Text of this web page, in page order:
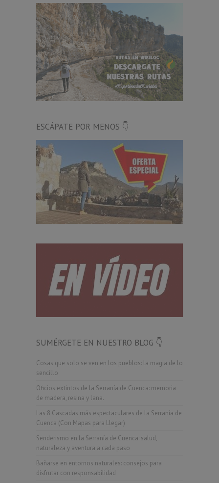
ESCÁPATE POR MENOS 👇
SUMÉRGETE EN NUESTRO BLOG 👇
Cosas que solo se ven en los pueblos: la magia de lo
sencillo
Oficios extintos de la Serranía de Cuenca: memoria
de madera, resina y lana.
Las 8 Cascadas más espectaculares de la Serranía de
Cuenca (Con Mapas para Llegar)
Senderismo en la Serranía de Cuenca: salud,
naturaleza y aventura a cada paso
Bañarse en entornos naturales: consejos para
disfrutar con responsabilidad